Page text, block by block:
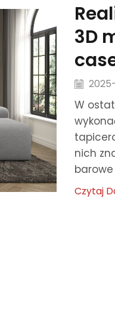
3D
W
nich
barowe
Czytaj